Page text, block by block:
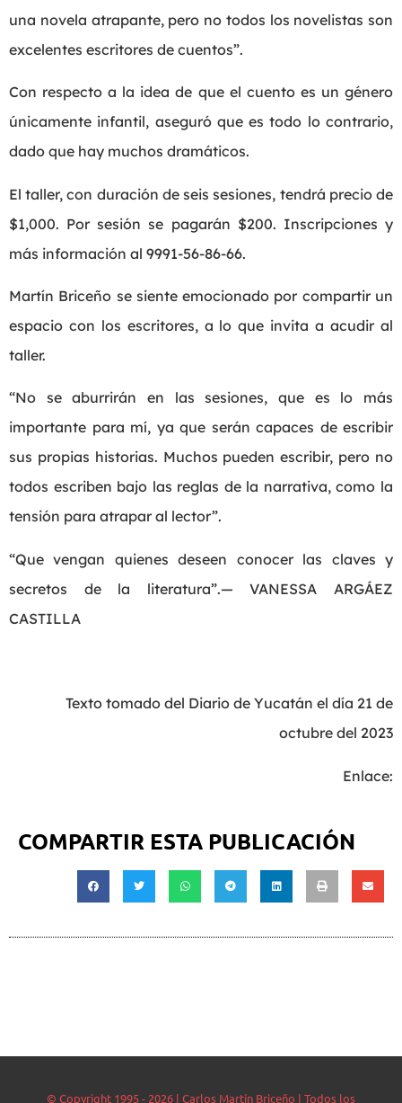
una novela atrapante, pero no todos los novelistas son
excelentes escritores de cuentos”.
Con respecto a la idea de que el cuento es un género
únicamente infantil, aseguró que es todo lo contrario,
dado que hay muchos dramáticos.
El taller, con duración de seis sesiones, tendrá precio de
$1,000. Por sesión se pagarán $200. Inscripciones y
más información al 9991-56-86-66.
Martín Briceño se siente emocionado por compartir un
espacio con los escritores, a lo que invita a acudir al
taller.
“No se aburrirán en las sesiones, que es lo más
importante para mí, ya que serán capaces de escribir
sus propias historias. Muchos pueden escribir, pero no
todos escriben bajo las reglas de la narrativa, como la
tensión para atrapar al lector”.
“Que vengan quienes deseen conocer las claves y
secretos de la literatura”.— VANESSA ARGÁEZ
CASTILLA
Texto tomado del Diario de Yucatán el día 21 de
octubre del 2023
Enlace:
COMPARTIR ESTA PUBLICACIÓN
© Copyright 1995 - 2026 | Carlos Martín Briceño | Todos los